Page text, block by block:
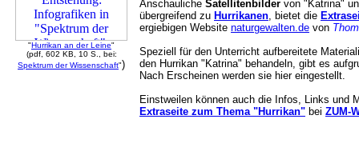
"Hurrikan an der Leine"
(pdf, 602 KB, 10 S., bei:
Spektrum der Wissenschaft")
Anschauliche Satellitenbilder von "Katrina"
übergreifend zu Hurrikanen, bietet die
ergiebigen Website naturgewalten.de von
Speziell für den Unterricht aufbereitete
den Hurrikan "Katrina" behandeln, gibt es
Nach Erscheinen werden sie hier eingestellt.
Einstweilen können auch die Infos, Links und
Extraseite zum Thema "Hurrikan" bei ZUM-